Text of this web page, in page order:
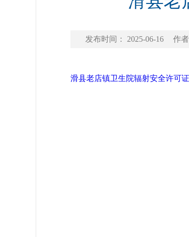
发布时间： 2025-06-16 作者
滑县老店镇卫生院辐射安全许可